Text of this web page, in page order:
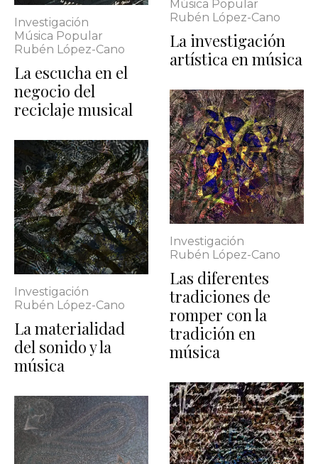
Investigación
Música Popular
Rubén López-Cano
La escucha en el
negocio del
reciclaje musical
Investigación
Rubén López-Cano
La materialidad
del sonido y la
música
Música Popular
Rubén López-Cano
La investigación
artística en música
Investigación
Rubén López-Cano
Las diferentes
tradiciones de
romper con la
tradición en
música